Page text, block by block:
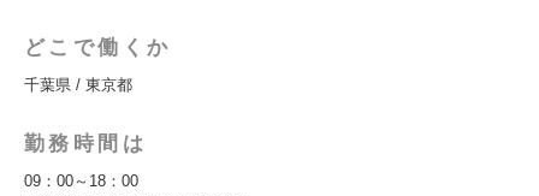
どこで働くか
千葉県 / 東京都
勤務時間は
09：00～18：00